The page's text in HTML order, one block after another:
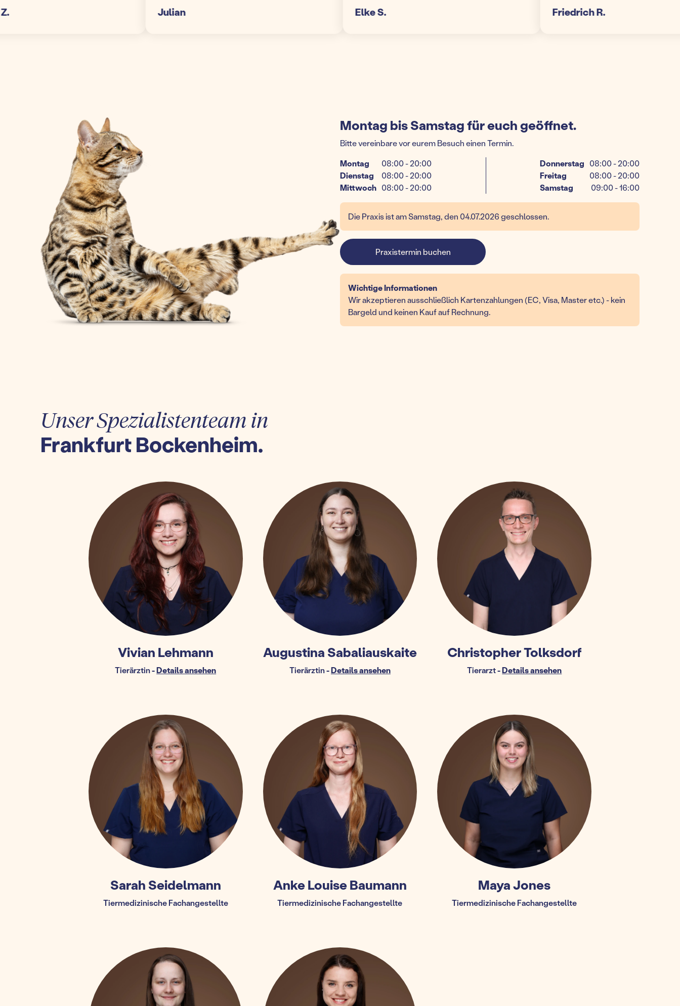
Julian Elke S. Friedrich R.
Montag bis Samstag für euch geöffnet.
Bitte vereinbare vor eurem Besuch einen Termin.
Montag
08:00 - 20:00
Dienstag
08:00 - 20:00
Mittwoch 08:00 - 20:00
Donnerstag 08:00 - 20:00
Freitag
08:00 - 20:00
Samstag
09:00 - 16:00
Die Praxis ist am Samstag, den 04.07.2026 geschlossen.
Praxistermin buchen
Wichtige Informationen
Wir akzeptieren ausschließlich Kartenzahlungen (EC, Visa, Master etc.) - kein
Bargeld und keinen Kauf auf Rechnung.
Unser Spezialistenteam in
Frankfurt Bockenheim.
Vivian Lehmann
Tierärztin-Details ansehen
Augustina Sabaliauskaite
Tierärztin-Details ansehen
Christopher Tolksdorf
Tierarzt-Details ansehen
Sarah Seidelmann
Tiermedizinische Fachangestellte
Anke Louise Baumann
Tiermedizinische Fachangestellte
Maya Jones
Tiermedizinische Fachangestellte